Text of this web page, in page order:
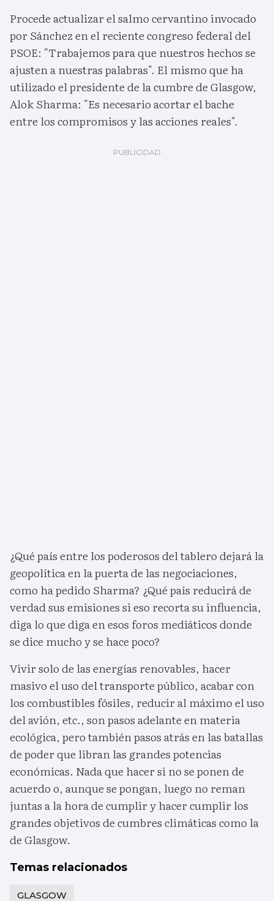
Procede actualizar el salmo cervantino invocado
por Sánchez en el reciente congreso federal del
PSOE: "Trabajemos para que nuestros hechos se
ajusten a nuestras palabras". El mismo que ha
utilizado el presidente de la cumbre de Glasgow,
Alok Sharma: "Es necesario acortar el bache
entre los compromisos y las acciones reales".
¿Qué país entre los poderosos del tablero dejará la
geopolítica en la puerta de las negociaciones,
como ha pedido Sharma? ¿Qué país reducirá de
verdad sus emisiones si eso recorta su influencia,
diga lo que diga en esos foros mediáticos donde
se dice mucho y se hace poco?
Vivir solo de las energías renovables, hacer
masivo el uso del transporte público, acabar con
los combustibles fósiles, reducir al máximo el uso
del avión, etc., son pasos adelante en materia
ecológica, pero también pasos atrás en las batallas
de poder que libran las grandes potencias
económicas. Nada que hacer si no se ponen de
acuerdo o, aunque se pongan, luego no reman
juntas a la hora de cumplir y hacer cumplir los
grandes objetivos de cumbres climáticas como la
de Glasgow.
Temas relacionados
GLASGOW